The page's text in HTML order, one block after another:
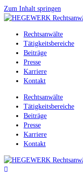
Zum Inhalt springen
Rechtsanwälte
Tätigkeitsbereiche
Beiträge
Presse
Karriere
Kontakt
Rechtsanwälte
Tätigkeitsbereiche
Beiträge
Presse
Karriere
Kontakt